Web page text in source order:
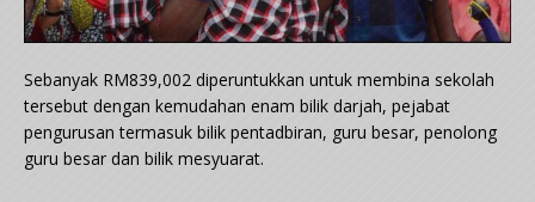
Sebanyak RM839,002 diperuntukkan untuk membina sekolah
tersebut dengan kemudahan enam bilik darjah, pejabat
pengurusan termasuk bilik pentadbiran, guru besar, penolong
guru besar dan bilik mesyuarat.